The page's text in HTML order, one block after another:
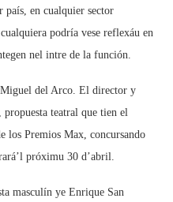
país, en cualquier sector
podría vese reflexáu en
nel intre de la función.
del Arco. El director y
propuesta teatral que tien el
los Premios Max, concursando
próximu 30 d’abril.
masculín ye Enrique San